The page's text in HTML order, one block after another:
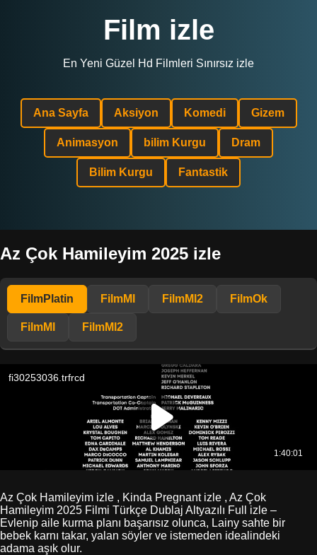
Film izle
En Yeni Güzel Hd Filmleri Sınırsız izle
Ana Sayfa Aksiyon Komedi Gizem
Animasyon bilim Kurgu Dram
Bilim Kurgu Fantastik
Az Çok Hamileyim 2025 izle
FilmPlatin FilmMl FilmMl2 FilmOk
FilmMl FilmMl2
Az Çok Hamileyim izle , Kinda Pregnant izle , Az Çok
Hamileyim 2025 Filmi Türkçe Dublaj Altyazılı Full izle –
Evlenip aile kurma planı başarısız olunca, Lainy sahte bir
bebek karnı takar, yalan söyler ve istemeden idealindeki
adama aşık olur.